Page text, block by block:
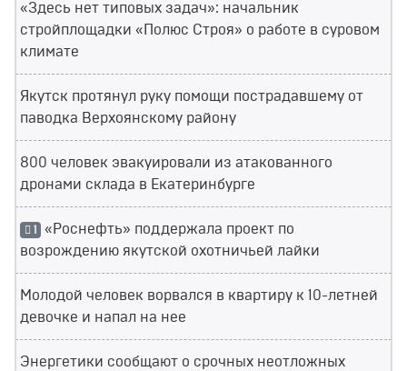
«Здесь нет типовых задач»: начальник
стройплощадки «Полюс Строя» о работе в суровом
климате
Якутск протянул руку помощи пострадавшему от
паводка Верхоянскому району
800 человек эвакуировали из атакованного
дронами склада в Екатеринбурге
1 «Роснефть» поддержала проект по
возрождению якутской охотничьей лайки
Молодой человек ворвался в квартиру к 10-летней
девочке и напал на нее
Энергетики сообщают о срочных неотложных